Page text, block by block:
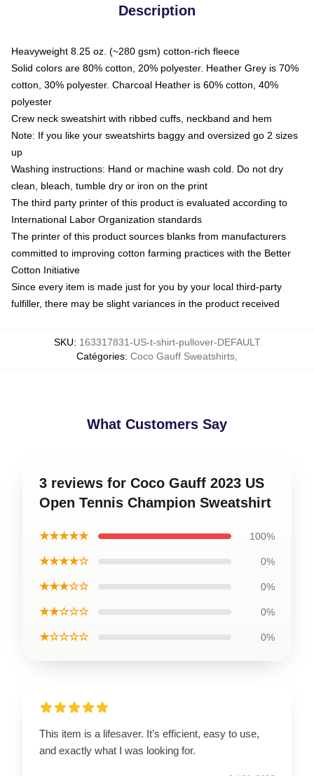
Description
Heavyweight 8.25 oz. (~280 gsm) cotton-rich fleece
Solid colors are 80% cotton, 20% polyester. Heather Grey is 70%
cotton, 30% polyester. Charcoal Heather is 60% cotton, 40%
polyester
Crew neck sweatshirt with ribbed cuffs, neckband and hem
Note: If you like your sweatshirts baggy and oversized go 2 sizes
up
Washing instructions: Hand or machine wash cold. Do not dry
clean, bleach, tumble dry or iron on the print
The third party printer of this product is evaluated according to
International Labor Organization standards
The printer of this product sources blanks from manufacturers
committed to improving cotton farming practices with the Better
Cotton Initiative
Since every item is made just for you by your local third-party
fulfiller, there may be slight variances in the product received
SKU: 163317831-US-t-shirt-pullover-DEFAULT
Catégories: Coco Gauff Sweatshirts
What Customers Say
3 reviews for Coco Gauff 2023 US
Open Tennis Champion Sweatshirt
★★★★★ 100%
★★★★☆ 0%
★★★☆☆ 0%
★★☆☆☆ 0%
★☆☆☆☆ 0%
This item is a lifesaver. It’s efficient, easy to use,
and exactly what I was looking for.